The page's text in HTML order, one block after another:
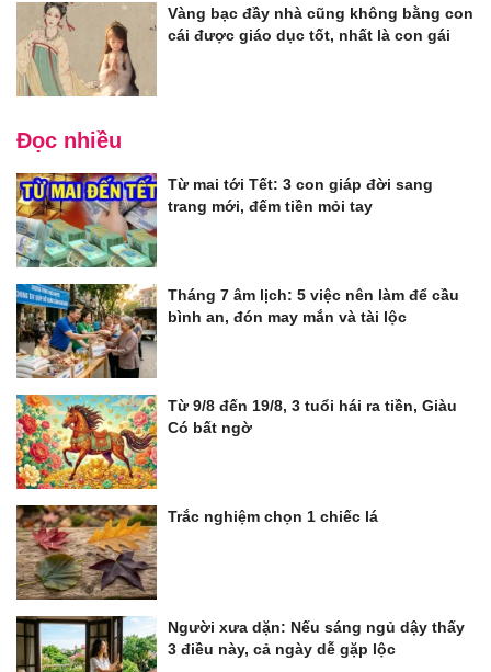
Vàng bạc đầy nhà cũng không bằng con
cái được giáo dục tốt, nhất là con gái
Đọc nhiều
Từ mai tới Tết: 3 con giáp đời sang
trang mới, đếm tiền mỏi tay
Tháng 7 âm lịch: 5 việc nên làm để cầu
bình an, đón may mắn và tài lộc
Từ 9/8 đến 19/8, 3 tuổi hái ra tiền, Giàu
Có bất ngờ
Trắc nghiệm chọn 1 chiếc lá
Người xưa dặn: Nếu sáng ngủ dậy thấy
3 điều này, cả ngày dễ gặp lộc